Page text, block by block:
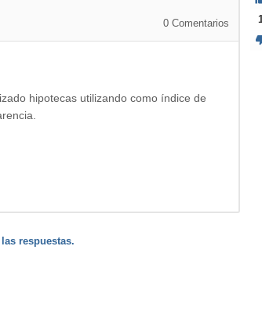
0 Comentarios
hipotecas utilizando como índice de
respuestas.